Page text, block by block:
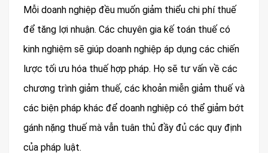
Mỗi doanh nghiệp đều muốn giảm thiểu chi phí thuế
để tăng lợi nhuận. Các chuyên gia kế toán thuế có
kinh nghiệm sẽ giúp doanh nghiệp áp dụng các chiến
lược tối ưu hóa thuế hợp pháp. Họ sẽ tư vấn về các
chương trình giảm thuế, các khoản miễn giảm thuế và
các biện pháp khác để doanh nghiệp có thể giảm bớt
gánh nặng thuế mà vẫn tuân thủ đầy đủ các quy định
của pháp luật.